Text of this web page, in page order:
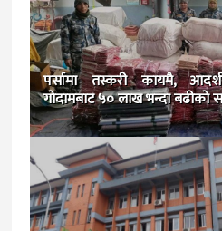
पर्सामा तस्करी कायमै,
गाेदामबाट ५० लाख भन्दा बढीकाे